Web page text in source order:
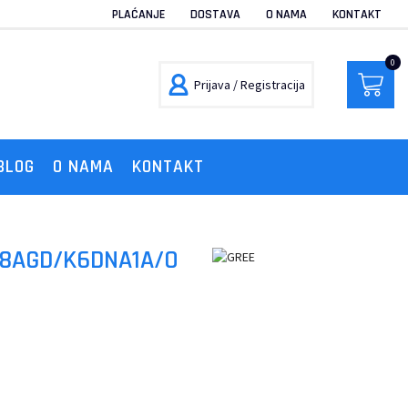
PLAĆANJE DOSTAVA O NAMA KONTAKT
Prijava / Registracija
0
O NAMA KONTAKT
K6DNA1A/O